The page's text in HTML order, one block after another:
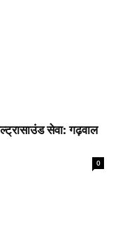
सेवा: गढ़वाल
0